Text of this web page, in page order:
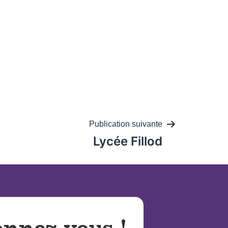
Publication suivante
Lycée Fillod